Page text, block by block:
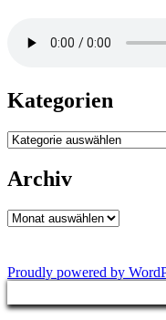
Kategorien
Kategorien
Archiv
Archiv
Proudly powered by